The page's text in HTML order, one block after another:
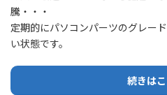
騰・・・
定期的にパソコンパーツのグレー
い状態です。
続きは